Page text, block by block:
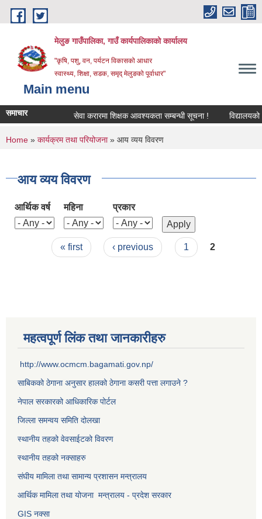
Skip to main content
मेलुङ गाउँपालिका, गाउँ कार्यपालिकाको कार्यालय
"कृषि, पशु, वन, पर्यटन विकासको आधार
स्वास्थ्य, शिक्षा, सडक, समृद् मेलुङको पूर्वाधार"
Main menu
समाचार सेवा करारमा शिक्षक आवश्‍यकता सम्बन्धी सूचना ! विद्यालयको
You are here
Home » कार्यक्रम तथा परियोजना» आय व्यय विवरण
आय व्यय विवरण
आर्थिक वर्ष महिना प्रकार
Pages« first ‹ previous 1 2
महत्वपूर्ण लिंक तथा जानकारीहरु
http://www.ocmcm.bagamati.gov.np/
साबिकको ठेगाना अनुसार हालको ठेगाना कसरी पत्ता लगाउने ?
नेपाल सरकारको आधिकारिक पोर्टल
जिल्ला समन्वय समिति दोलखा
स्थानीय तहको वेवसाईटको विवरण
स्थानीय तहको नक्साहरु
संघीय मामिला तथा सामान्य प्रशासन मन्त्रालय
आर्थिक मामिला तथा योजना मन्त्रालय - प्रदेश सरकार
GIS नक्सा